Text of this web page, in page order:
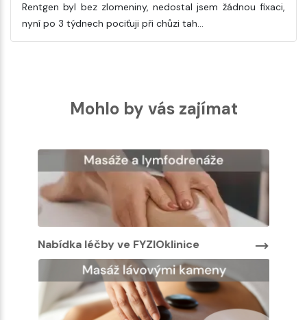
Rentgen byl bez zlomeniny, nedostal jsem žádnou fixaci,
nyní po 3 týdnech pociťuji při chůzi tah…
Mohlo by vás zajímat
Nabídka léčby ve FYZIOklinice